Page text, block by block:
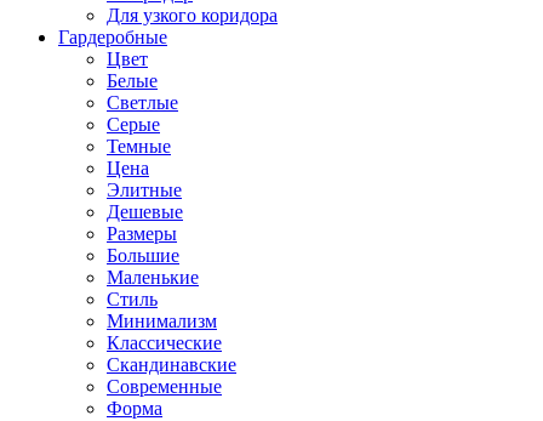
Для узкого коридора
Гардеробные
Цвет
Белые
Светлые
Серые
Темные
Цена
Элитные
Дешевые
Размеры
Большие
Маленькие
Стиль
Минимализм
Классические
Скандинавские
Современные
Форма